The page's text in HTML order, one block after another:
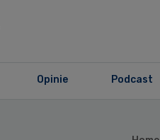
Opinie Podcast